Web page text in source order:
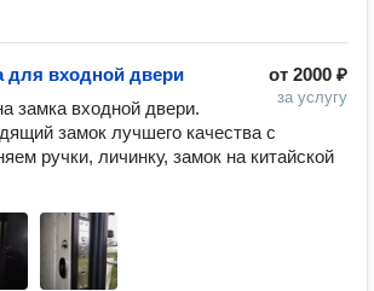
от 2000 ₽
за услугу
для входной двери
замка входной двери.
замок лучшего качества с
ручки, личинку, замок на китайской